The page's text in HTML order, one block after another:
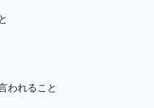
われること